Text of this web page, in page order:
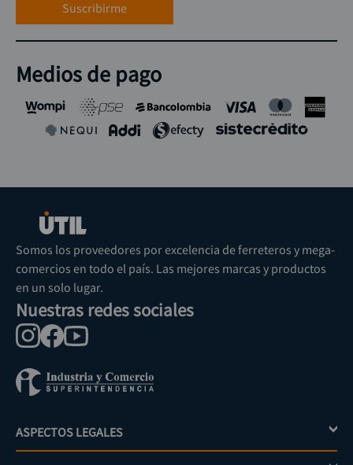
Suscribirme
Medios de pago
Somos los proveedores por excelencia de ferreteros y mega-
comercios en todo el país. Las mejores marcas y productos
en un solo lugar.
Nuestras redes sociales
ASPECTOS LEGALES +